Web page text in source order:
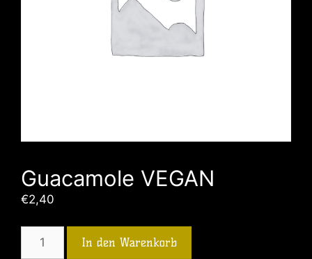
Guacamole VEGAN
€2,40
In den Warenkorb